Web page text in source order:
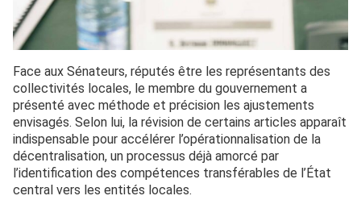
Face aux Sénateurs, réputés être les représentants des
collectivités locales, le membre du gouvernement a
présenté avec méthode et précision les ajustements
envisagés. Selon lui, la révision de certains articles apparaît
indispensable pour accélérer l’opérationnalisation de la
décentralisation, un processus déjà amorcé par
l’identification des compétences transférables de l’État
central vers les entités locales.